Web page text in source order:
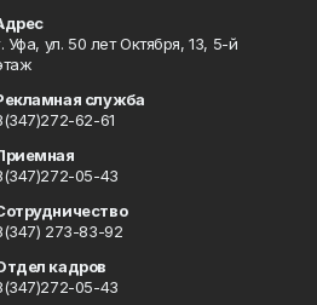
Уфа, ул. 50 лет Октября, 13, 5-й
служба
62-61
05-43
273-83-92
кадров
05-43